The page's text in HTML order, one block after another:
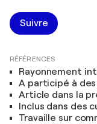
Suivre
RÉFÉRENCES
Rayonnement
A participé à
Article dans la
Inclus dans des
Travaille sur